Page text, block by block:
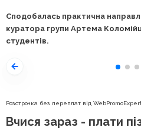
Сподобалась практична
куратора групи Артема
студентів.
Розстрочка без переплат від
Вчися зараз - плати